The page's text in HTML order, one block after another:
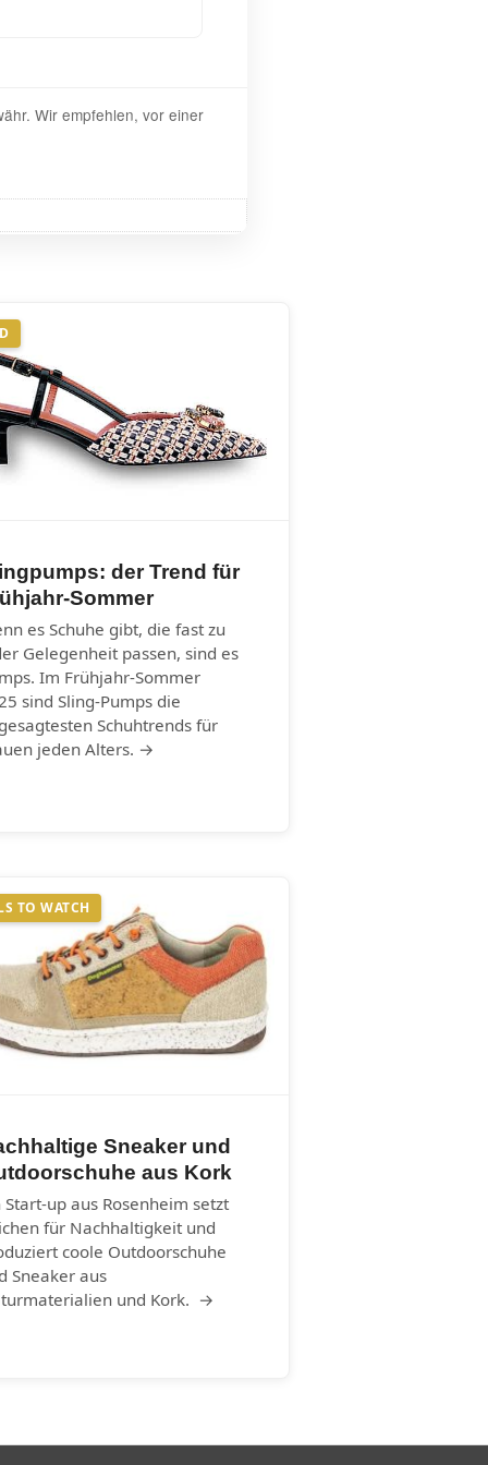
Wir empfehlen, vor einer
der Trend für
Sommer
es Schuhe gibt, die fast zu
Gelegenheit passen, sind es
Im Frühjahr-Sommer
sind Sling-Pumps die
Schuhtrends für
jeden Alters. →
TO WATCH
Sneaker und
aus Kork
Start-up aus Rosenheim setzt
für Nachhaltigkeit und
coole Outdoorschuhe
Sneaker aus
und Kork. →